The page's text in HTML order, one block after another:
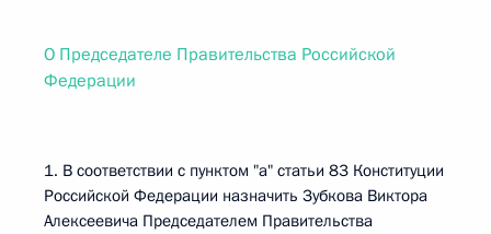
О Председателе Правительства Российской
Федерации
1. В соответствии с пунктом "а" статьи 83 Конституции
Российской Федерации назначить Зубкова Виктора
Алексеевича Председателем Правительства